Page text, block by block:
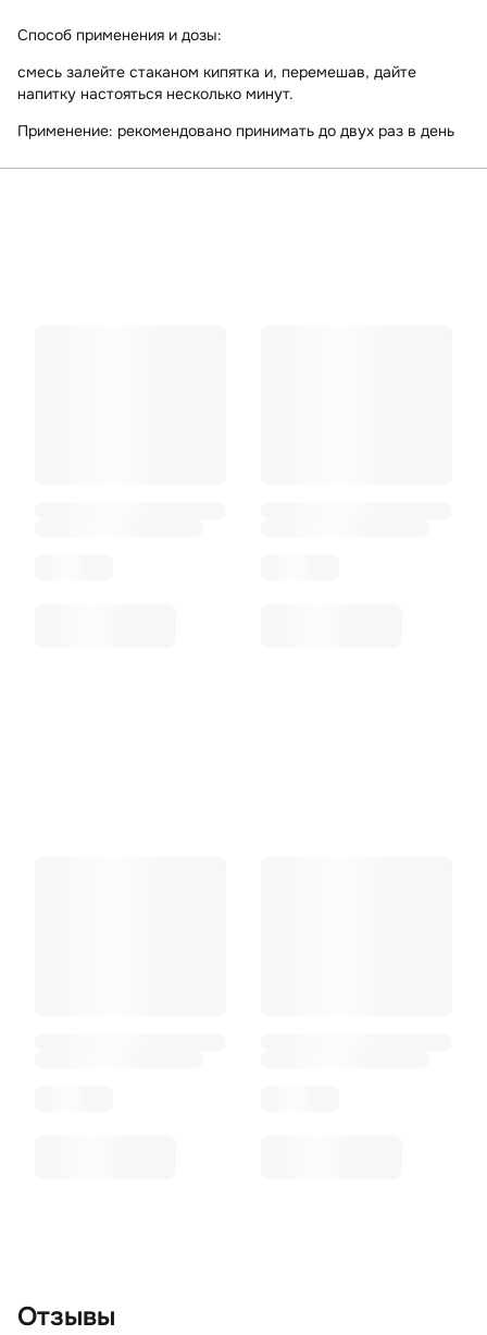
Способ применения и дозы:
смесь залейте стаканом кипятка и, перемешав, дайте
напитку настояться несколько минут.
Применение: рекомендовано принимать до двух раз в день
Отзывы